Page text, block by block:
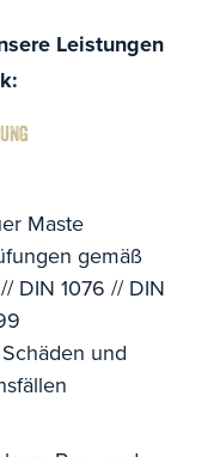
Leistungen
Maste
gemäß
DIN 1076 // DIN
und